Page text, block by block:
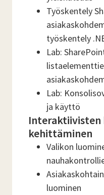
Työskentely
työskentely
Lab:
Lab:
ja käyttö
kehittäminen
Valikon
luominen